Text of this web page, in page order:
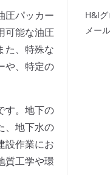
圧パッカー
可能な油圧
た、特殊な
や、特定の
す。地下の
、地下水の
設作業にお
質工学や環
H&I
メー